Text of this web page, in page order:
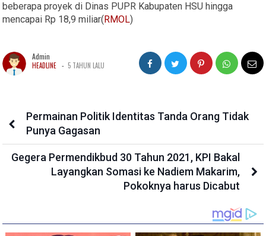
beberapa proyek di Dinas PUPR Kabupaten HSU hingga
mencapai Rp 18,9 miliar(RMOL)
Admin
HEADLINE - 5 TAHUN LALU
Permainan Politik Identitas Tanda Orang Tidak
Punya Gagasan
Gegera Permendikbud 30 Tahun 2021, KPI Bakal
Layangkan Somasi ke Nadiem Makarim,
Pokoknya harus Dicabut